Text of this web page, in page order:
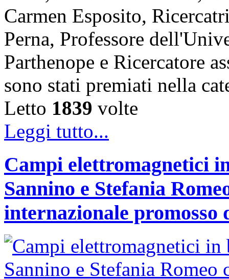
Carmen Esposito,
Perna, Professore
Parthenope e Ricercatore
sono stati premiati nella
Letto 1839 volte
Leggi tutto...
Campi elettromagnetici
Sannino e Stefania
internazionale promosso